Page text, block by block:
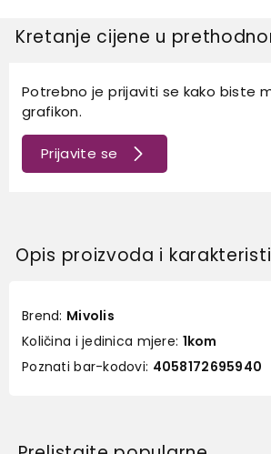
Kretanje cijene u
Potrebno je prijaviti se kako biste
grafikon.
Prijavite se
Opis proizvoda i
Brend: Mivolis
Količina i jedinica mjere: 1kom
Poznati bar-kodovi: 4058172695940